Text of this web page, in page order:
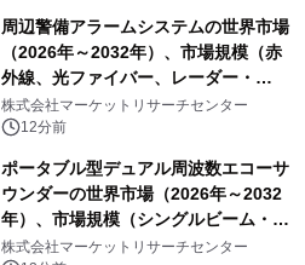
の製造）・分析レポートを発表
周辺警備アラームシステムの世界市場
（2026年～2032年）、市場規模（赤
外線、光ファイバー、レーダー・
LiDAR、マイクロ波バリア、その
他）・分析レポートを発表
株式会社マーケットリサーチセンター
12分前
ポータブル型デュアル周波数エコーサ
ウンダーの世界市場（2026年～2032
年）、市場規模（シングルビーム・エ
コーサウンダー、マルチビーム・エコ
株式会社マーケットリサーチセンター